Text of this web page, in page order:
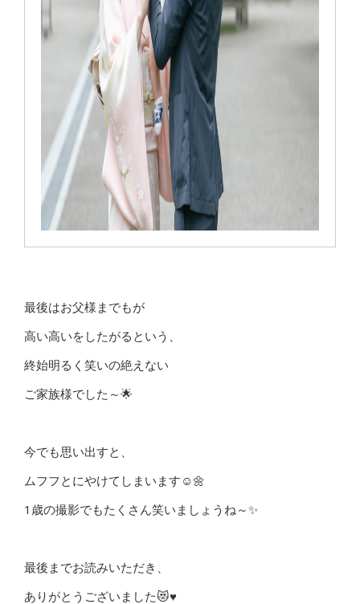
最後はお父様までもが
高い高いをしたがるという、
終始明るく笑いの絶えない
ご家族様でした～🌟
今でも思い出すと、
ムフフとにやけてしまいます☺🌼
1歳の撮影でもたくさん笑いましょうね～✨
最後までお読みいただき、
ありがとうございました😻♥